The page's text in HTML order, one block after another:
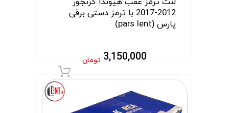
2012-2017 با ترمز دستی برقی
پارس (pars lent)
3,150,000 تومان